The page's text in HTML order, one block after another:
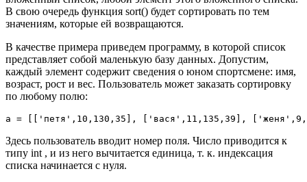
В свою очередь функция sort() будет сортировать по тем
значениям, которые ей возвращаются.
В качестве примера приведем программу, в которой список
представляет собой маленькую базу данных. Допустим,
каждый элемент содержит сведения о юном спортсмене: имя,
возраст, рост и вес. Пользователь может заказать сортировку
по любому полю:
a = [['петя',10,130,35], ['вася',11,135,39],
Здесь пользователь вводит номер поля. Число приводится к
типу int , и из него вычитается единица, т. к. индексация
списка начинается с нуля.